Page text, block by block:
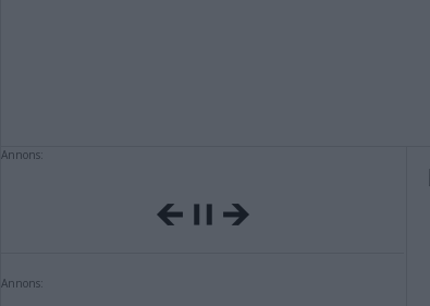
Annons:
Annons: